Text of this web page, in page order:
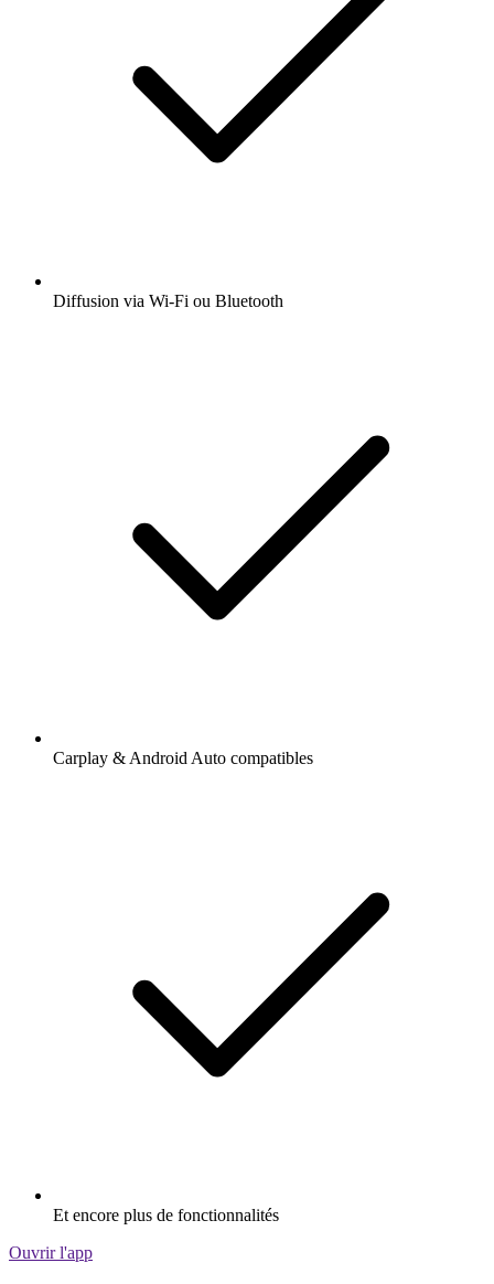
Diffusion via Wi-Fi ou Bluetooth
Carplay & Android Auto compatibles
Et encore plus de fonctionnalités
Ouvrir l'app